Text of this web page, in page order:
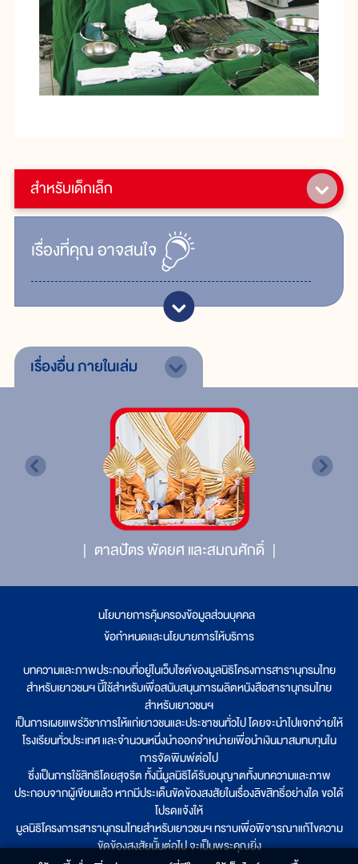
สำหรับเด็กเล็ก
เรื่ิองที่คุณอาจสนใจ
เรื่องอื่นภายในเล่ม
ตาลปัตร พัดยศ และสมณศักดิ์
นโยบายการคุ้มครองข้อมูลส่วนบุคคล
ข้อกำหนดและนโยบายการให้บริการ
บทความและภาพประกอบที่อยู่ในเว็บไซต์ของมูลนิธิโครงการสารานุกรมไทย
สำหรับเยาวชนฯ นี้ใช้สำหรับเพื่อสนับสนุนการผลิตหนังสือสารานุกรมไทย
สำหรับเยาวชนฯ
เป็นการเผยแพร่วิชาการให้แก่เยาวชนและประชาชนทั่วไป โดยจะนำไปแจกจ่ายให้
โรงเรียนทั่วประเทศ และจำนวนหนึ่งนำออกจำหน่ายเพื่อนำเงินมาสมทบทุนใน
การจัดพิมพ์ต่อไป
ซึ่งเป็นการใช้สิทธิโดยสุจริต ทั้งนี้มูลนิธิได้รับอนุญาตทั้งบทความและภาพ
ประกอบจากผู้เขียนแล้ว หากมีประเด็นขัดข้องสงสัยในเรื่องลิขสิทธิ์อย่างใด ขอได้
โปรดแจ้งให้
มูลนิธิโครงการสารานุกรมไทยสำหรับเยาวชนฯ ทราบเพื่อพิจารณาแก้ไขความ
ขัดข้องสงสัยนั้นต่อไป จะเป็นพระคุณยิ่ง